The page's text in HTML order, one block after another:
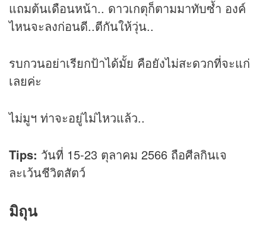
แถมต้นเดือนหน้า.. ดาวเกตุก็ตามมาทับซ้ำ องค์
ไหนจะลงก่อนดี..ตีกันให้วุ่น..
รบกวนอย่าเรียกป้าได้มั้ย คือยังไม่สะดวกที่จะแก่
เลยค่ะ
ไม่มูฯ ท่าจะอยู่ไม่ไหวแล้ว..
Tips: วันที่ 15-23 ตุลาคม 2566 ถือศีลกินเจ
ละเว้นชีวิตสัตว์
มิถุน